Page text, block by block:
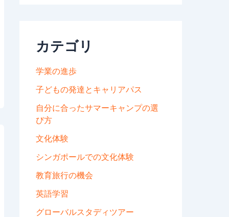
カテゴリ
学業の進歩
子どもの発達とキャリアパス
自分に合ったサマーキャンプの選
び方
文化体験
シンガポールでの文化体験
教育旅行の機会
英語学習
グローバルスタディツアー